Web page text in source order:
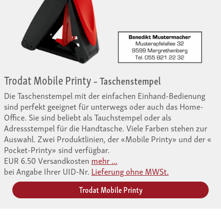
Trodat Mobile Printy– Taschen­stempel
Die Taschenstempel mit der einfachen Einhand-Bedienung
sind perfekt geeignet für unterwegs oder auch das Home-
Office. Sie sind beliebt als Tauchstempel oder als
Adressstempel für die Handtasche. Viele Farben stehen zur
Auswahl. Zwei Produktlinien, der «Mobile Printy» und der «
Pocket-Printy» sind verfügbar.
EUR 6.50 Versandkosten mehr ...
bei Angabe Ihrer UID-Nr. Lieferung ohne MWSt.
Trodat Mobile Printy